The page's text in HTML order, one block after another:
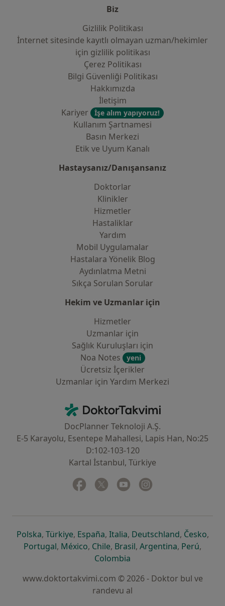
Biz
Gizlilik Politikası
İnternet sitesinde kayıtlı olmayan uzman/hekimler
i̇çin gizlilik politikası
Çerez Politikası
Bilgi Güvenliği Politikası
Hakkımızda
İletişim
Kariyer
İşe alım yapıyoruz!
Kullanım Şartnamesi
Basın Merkezi
Etik ve Uyum Kanalı
Hastaysanız/Danışansanız
Doktorlar
Klinikler
Hizmetler
Hastaliklar
Yardım
Mobil Uygulamalar
Hastalara Yönelik Blog
Aydınlatma Metni
Sıkça Sorulan Sorular
Hekim ve Uzmanlar için
Hizmetler
Uzmanlar için
Sağlık Kuruluşları için
Noa Notes
yeni
Ücretsiz İçerikler
Uzmanlar için Yardım Merkezi
DoktorTakvimi - Ana Sayfa
DocPlanner Teknoloji A.Ş.
E-5 Karayolu, Esentepe Mahallesi, Lapis Han, No:25
D:102-103-120
Kartal İstanbul, Türkiye
Facebook
yeni bir sekmede açılır
Twitter
yeni bir sekmede açılır
Youtube
yeni bir sekmede açılır
Polskayeni bir sekmede açılır
, Türkiyeyeni bir sekmede açılır
, Españayeni bir sekmede açılır
, Italiayeni bir sekmede açılır
, Deutschlandyeni bir
, Českoyeni
,
Portugalyeni bir sekmede açılır
, Méxicoyeni bir sekmede açılır
, Chileyeni bir sekmede açılır
, Brasilyeni bir sekmede açılır
, Argentinayeni bir
, Perúyeni
,
Colombia
www.doktortakvimi.com © 2026 - Doktor bul ve
randevu al